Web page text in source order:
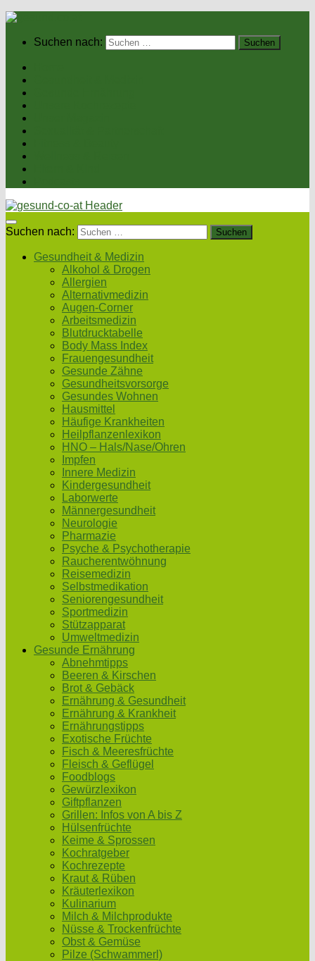
Suchen nach:
Suchen nach:
Gesundheit & Medizin
Alkohol & Drogen
Allergien
Alternativmedizin
Augen-Corner
Arbeitsmedizin
Blutdrucktabelle
Body Mass Index
Frauengesundheit
Gesunde Zähne
Gesundheitsvorsorge
Gesundes Wohnen
Hausmittel
Häufige Krankheiten
Heilpflanzenlexikon
HNO – Hals/Nase/Ohren
Impfen
Innere Medizin
Kindergesundheit
Laborwerte
Männergesundheit
Neurologie
Pharmazie
Psyche & Psychotherapie
Raucherentwöhnung
Reisemedizin
Selbstmedikation
Seniorengesundheit
Sportmedizin
Stützapparat
Umweltmedizin
Gesunde Ernährung
Abnehmtipps
Beeren & Kirschen
Brot & Gebäck
Ernährung & Gesundheit
Ernährung & Krankheit
Ernährungstipps
Exotische Früchte
Fisch & Meeresfrüchte
Fleisch & Geflügel
Foodblogs
Gewürzlexikon
Giftpflanzen
Grillen: Infos von A bis Z
Hülsenfrüchte
Keime & Sprossen
Kochratgeber
Kochrezepte
Kraut & Rüben
Kräuterlexikon
Kulinarium
Milch & Milchprodukte
Nüsse & Trockenfrüchte
Obst & Gemüse
Pilze (Schwammerl)